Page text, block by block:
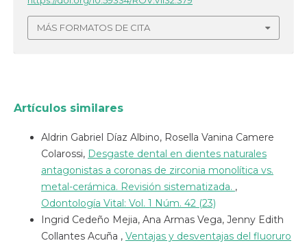
MÁS FORMATOS DE CITA
Artículos similares
Aldrin Gabriel Díaz Albino, Rosella Vanina Camere
Colarossi, Desgaste dental en dientes naturales
antagonistas a coronas de zirconia monolítica vs.
metal-cerámica. Revisión sistematizada. ,
Odontología Vital: Vol. 1 Núm. 42 (23)
Ingrid Cedeño Mejia, Ana Armas Vega, Jenny Edith
Collantes Acuña , Ventajas y desventajas del fluoruro